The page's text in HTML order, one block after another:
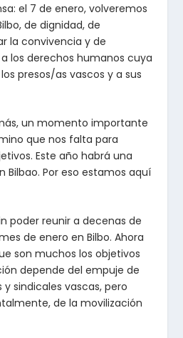
el 7 de enero, volveremos
de dignidad, de
la convivencia y de
los derechos humanos cuya
presos/as vascos y a sus
un momento importante
que nos falta para
Este año habrá una
Bilbao. Por eso estamos aquí
poder reunir a decenas de
de enero en Bilbo. Ahora
son muchos los objetivos
depende del empuje de
sindicales vascas, pero
de la movilización